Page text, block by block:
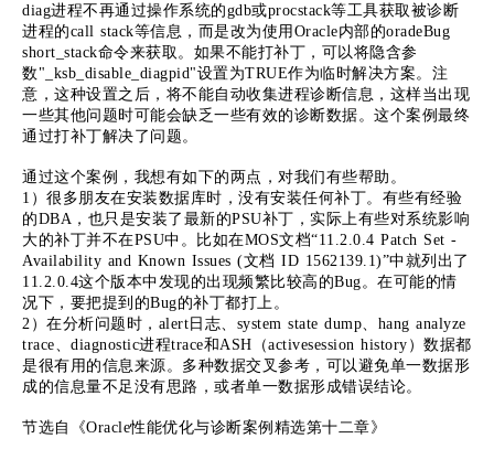
diag进程不再通过操作系统的gdb或procstack等工具获取被诊断
进程的call stack等信息，而是改为使用Oracle内部的oradeBug
short_stack命令来获取。如果不能打补丁，可以将隐含参
数"_ksb_disable_diagpid"设置为TRUE作为临时解决方案。注
意，这种设置之后，将不能自动收集进程诊断信息，这样当出现
一些其他问题时可能会缺乏一些有效的诊断数据。这个案例最终
通过打补丁解决了问题。
通过这个案例，我想有如下的两点，对我们有些帮助。
1）很多朋友在安装数据库时，没有安装任何补丁。有些有经验
的DBA，也只是安装了最新的PSU补丁，实际上有些对系统影响
大的补丁并不在PSU中。比如在MOS文档“11.2.0.4 Patch Set -
Availability and Known Issues (文档 ID 1562139.1)”中就列出了
11.2.0.4这个版本中发现的出现频繁比较高的Bug。在可能的情
况下，要把提到的Bug的补丁都打上。
2）在分析问题时，alert日志、system state dump、hang analyze
trace、diagnostic进程trace和ASH（activesession history）数据都
是很有用的信息来源。多种数据交叉参考，可以避免单一数据形
成的信息量不足没有思路，或者单一数据形成错误结论。
节选自《Oracle性能优化与诊断案例精选第十二章》